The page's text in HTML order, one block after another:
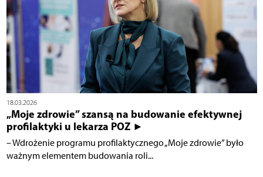
18.03.2026
„Moje zdrowie” szansą na budowanie efektywnej
profilaktyki u lekarza POZ ►
– Wdrożenie programu profilaktycznego „Moje zdrowie” było
ważnym elementem budowania roli...